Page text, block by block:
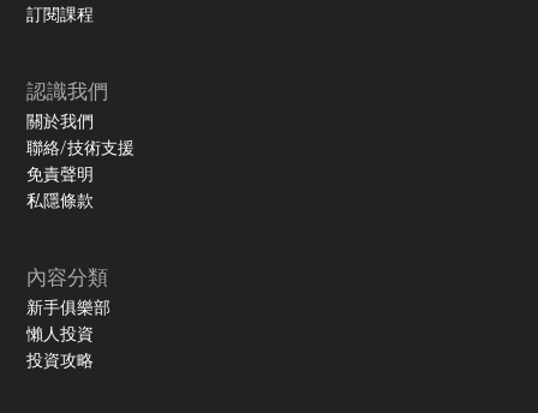
訂閱課程
認識我們
關於我們
聯絡/技術支援
免責聲明
私隱條款
內容分類
新手俱樂部
懶人投資
投資攻略